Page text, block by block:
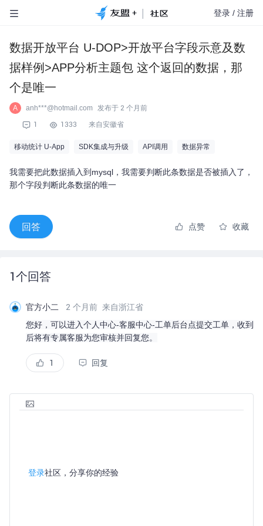
登录 / 注册
数据开放平台 U-DOP>开放平台字段示意及数
据样例>APP分析主题包 这个返回的数据，那
个是唯一
A anh***@hotmail.com 发布于 2 个月前
1
1333 来自安徽省
移动统计 U-App SDK集成与升级 API调用 数据异常
我需要把此数据插入到mysql，我需要判断此条数据是否被插入了，
那个字段判断此条数据的唯一
回答 点赞 收藏
1个回答
官方小二 2 个月前 来自浙江省
您好，可以进入个人中心-客服中心-工单后台点提交工单，收到
后将有专属客服为您审核并回复您。
1 回复
登录社区，分享你的经验